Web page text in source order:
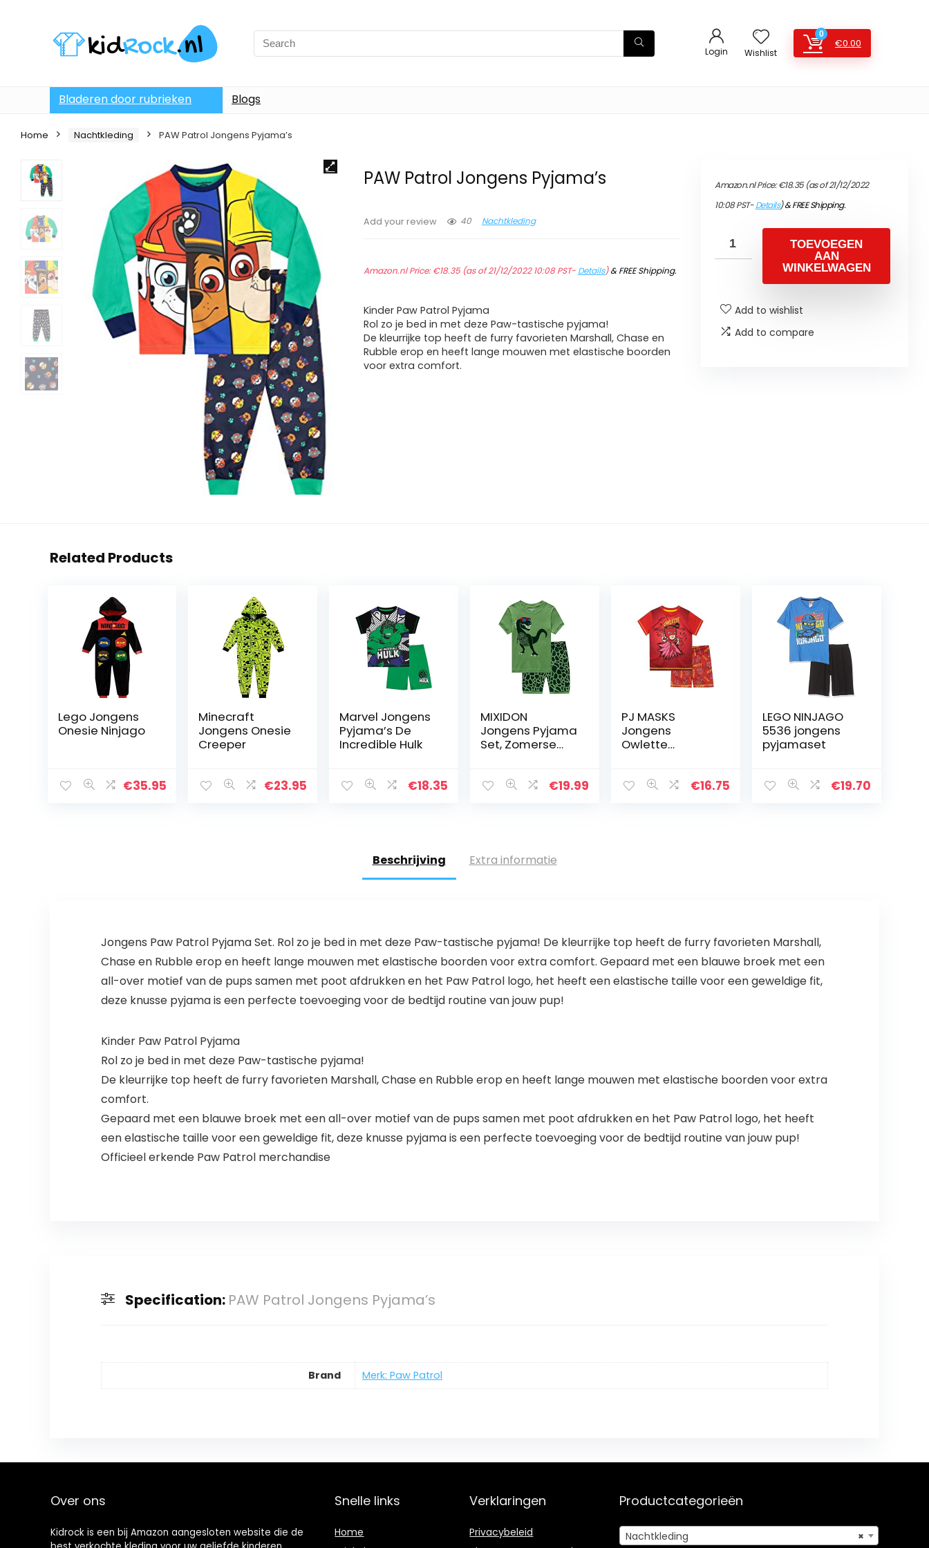
Login Wishlist
0
€0.00
Bladeren door rubrieken Blogs
Home Nachtkleding PAW Patrol Jongens Pyjama’s
PAW Patrol Jongens Pyjama’s
Add your review 40 Nachtkleding
Amazon.nl Price:€18.35(as of 21/12/2022 10:08 PST- Details)&FREE Shipping.
Kinder Paw Patrol Pyjama
Rol zo je bed in met deze Paw-tastische pyjama!
De kleurrijke top heeft de furry favorieten Marshall, Chase en
Rubble erop en heeft lange mouwen met elastische boorden
voor extra comfort.
Amazon.nl Price:€18.35(as of 21/12/2022
10:08 PST-Details)&FREE Shipping.
TOEVOEGEN
AAN
WINKELWAGEN
Add to wishlist
Add to compare
Related Products
Lego Jongens
Onesie Ninjago
€35.95
Minecraft
Jongens Onesie
Creeper
€23.95
Marvel Jongens
Pyjama’s De
Incredible Hulk
€18.35
MIXIDON
Jongens Pyjama
Set, Zomerse
Kinderen,
€19.99
PJ MASKS
Jongens
Owlette
€16.75
LEGO NINJAGO
5536 jongens
pyjamaset
€19.70
Beschrijving Extra informatie
Jongens Paw Patrol Pyjama Set. Rol zo je bed in met deze Paw-tastische pyjama! De kleurrijke top heeft de furry favorieten Marshall,
Chase en Rubble erop en heeft lange mouwen met elastische boorden voor extra comfort. Gepaard met een blauwe broek met een
all-over motief van de pups samen met poot afdrukken en het Paw Patrol logo, het heeft een elastische taille voor een geweldige fit,
deze knusse pyjama is een perfecte toevoeging voor de bedtijd routine van jouw pup!
Kinder Paw Patrol Pyjama
Rol zo je bed in met deze Paw-tastische pyjama!
De kleurrijke top heeft de furry favorieten Marshall, Chase en Rubble erop en heeft lange mouwen met elastische boorden voor extra
comfort.
Gepaard met een blauwe broek met een all-over motief van de pups samen met poot afdrukken en het Paw Patrol logo, het heeft
een elastische taille voor een geweldige fit, deze knusse pyjama is een perfecte toevoeging voor de bedtijd routine van jouw pup!
Officieel erkende Paw Patrol merchandise
Specification: PAW Patrol Jongens Pyjama’s
Brand Merk: Paw Patrol
Over ons
Kidrock is een bij Amazon aangesloten website die de
Snelle links
Home
Verklaringen
Privacybeleid
Productcategorieën
×
Nachtkleding